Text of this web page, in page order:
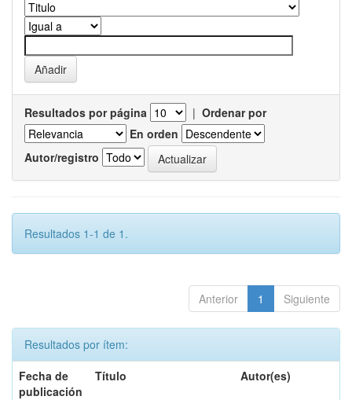
Resultados por página | Ordenar por
En orden
Autor/registro
Resultados 1-1 de 1.
Anterior 1 Siguiente
Resultados por ítem:
Fecha de
publicación
Título Autor(es)